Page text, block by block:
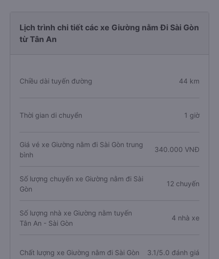
Lịch trình chi tiết các xe Giường nằm Đi Sài Gòn
từ Tân An
Chiều dài tuyến đường 44 km
Thời gian di chuyển 1 giờ
Giá vé xe Giường nằm đi Sài Gòn trung
bình
340.000 VNĐ
Số lượng chuyến xe Giường nằm đi Sài
Gòn
12 chuyến
Số lượng nhà xe Giường nằm tuyến
Tân An - Sài Gòn
4 nhà xe
Chất lượng xe Giường nằm đi Sài Gòn 3.1/5.0 đánh giá